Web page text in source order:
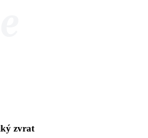
zvrat